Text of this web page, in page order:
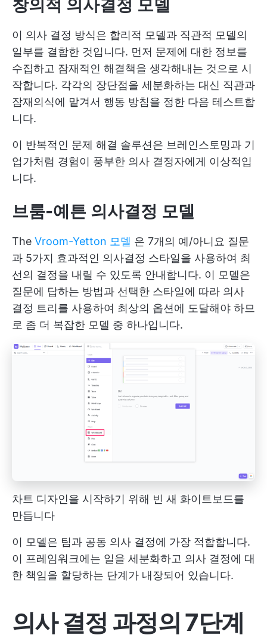
창의적 의사결정 모델
이 의사 결정 방식은 합리적 모델과 직관적 모델의
일부를 결합한 것입니다. 먼저 문제에 대한 정보를
수집하고 잠재적인 해결책을 생각해내는 것으로 시
작합니다. 각각의 장단점을 세분화하는 대신 직관과
잠재의식에 맡겨서 행동 방침을 정한 다음 테스트합
니다.
이 반복적인 문제 해결 솔루션은 브레인스토밍과 기
업가처럼 경험이 풍부한 의사 결정자에게 이상적입
니다.
브룸-예튼 의사결정 모델
The Vroom-Yetton 모델 은 7개의 예/아니요 질문
과 5가지 효과적인 의사결정 스타일을 사용하여 최
선의 결정을 내릴 수 있도록 안내합니다. 이 모델은
질문에 답하는 방법과 선택한 스타일에 따라 의사
결정 트리를 사용하여 최상의 옵션에 도달해야 하므
로 좀 더 복잡한 모델 중 하나입니다.
차트 디자인을 시작하기 위해 빈 새 화이트보드를
만듭니다
이 모델은 팀과 공동 의사 결정에 가장 적합합니다.
이 프레임워크에는 일을 세분화하고 의사 결정에 대
한 책임을 할당하는 단계가 내장되어 있습니다.
의사 결정 과정의 7단계